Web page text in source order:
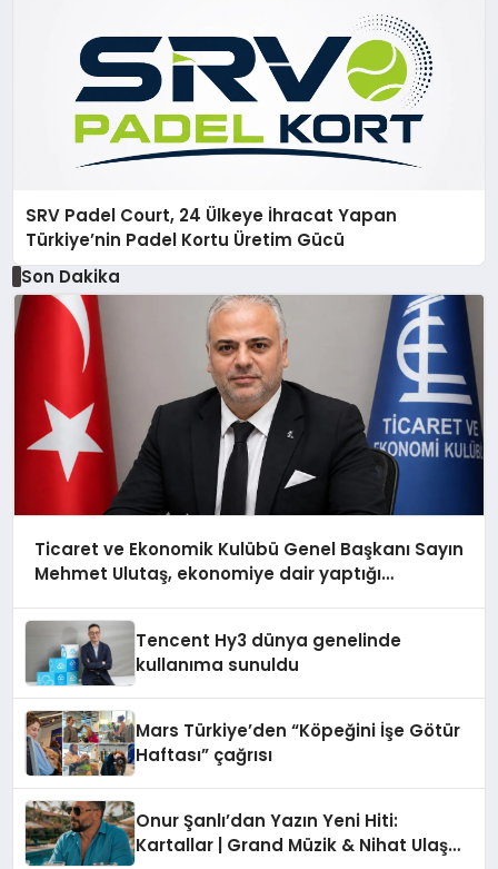
SRV Padel Court, 24 Ülkeye İhracat Yapan
Türkiye’nin Padel Kortu Üretim Gücü
Son Dakika
Ticaret ve Ekonomik Kulübü Genel Başkanı Sayın
Mehmet Ulutaş, ekonomiye dair yaptığı
Tencent Hy3 dünya genelinde
kullanıma sunuldu
Mars Türkiye’den “Köpeğini İşe Götür
Haftası” çağrısı
Onur Şanlı’dan Yazın Yeni Hiti:
Kartallar | Grand Müzik & Nihat Ulaş